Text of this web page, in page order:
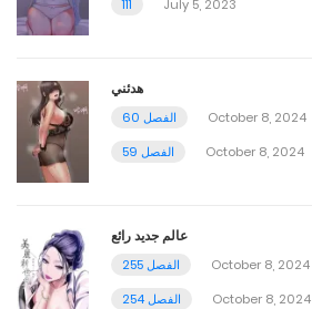
111
July 5, 2023
هدئني
الفصل 60
October 8, 2024
الفصل 59
October 8, 2024
عالم جديد رائع
الفصل 255
October 8, 2024
الفصل 254
October 8, 2024